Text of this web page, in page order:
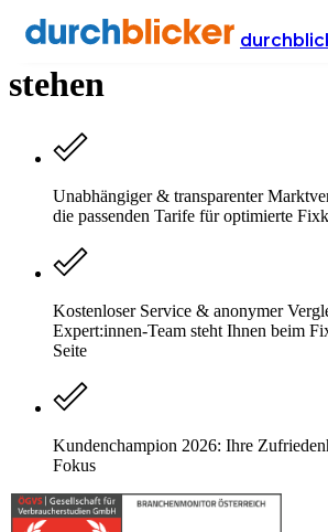
Unsere Mission &
stehen
Unabhängiger & transparenter
die passenden Tarife für optimierte
Kostenloser Service & anonymer
Expert:innen-Team steht Ihnen beim
Seite
Kundenchampion 2026: Ihre
Fokus